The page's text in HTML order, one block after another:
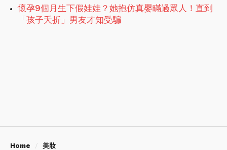
懷孕9個月生下假娃娃？她抱仿真嬰瞞過眾人！直到
「孩子夭折」男友才知受騙
Home 美妝